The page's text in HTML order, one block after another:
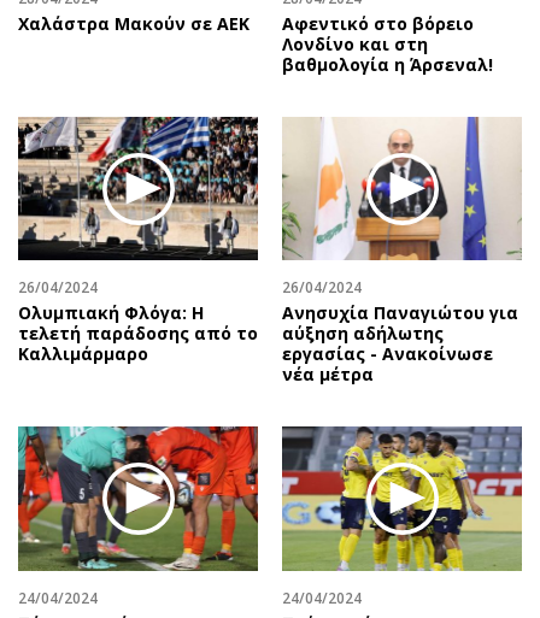
Χαλάστρα Μακούν σε ΑΕΚ
Αφεντικό στο βόρειο
Λονδίνο και στη
βαθμολογία η Άρσεναλ!
26/04/2024
Ολυμπιακή Φλόγα: Η
τελετή παράδοσης από το
Καλλιμάρμαρο
26/04/2024
Ανησυχία Παναγιώτου για
αύξηση αδήλωτης
εργασίας - Ανακοίνωσε
νέα μέτρα
24/04/2024 24/04/2024